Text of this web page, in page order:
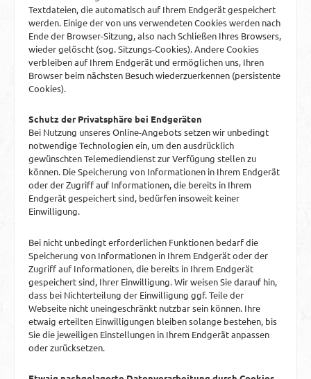
Textdateien, die automatisch auf Ihrem Endgerät gespeichert
werden. Einige der von uns verwendeten Cookies werden nach
Ende der Browser-Sitzung, also nach Schließen Ihres Browsers,
wieder gelöscht (sog. Sitzungs-Cookies). Andere Cookies
verbleiben auf Ihrem Endgerät und ermöglichen uns, Ihren
Browser beim nächsten Besuch wiederzuerkennen (persistente
Cookies).
Schutz der Privatsphäre bei Endgeräten
Bei Nutzung unseres Online-Angebots setzen wir unbedingt
notwendige Technologien ein, um den ausdrücklich
gewünschten Telemediendienst zur Verfügung stellen zu
können. Die Speicherung von Informationen in Ihrem Endgerät
oder der Zugriff auf Informationen, die bereits in Ihrem
Endgerät gespeichert sind, bedürfen insoweit keiner
Einwilligung.
Bei nicht unbedingt erforderlichen Funktionen bedarf die
Speicherung von Informationen in Ihrem Endgerät oder der
Zugriff auf Informationen, die bereits in Ihrem Endgerät
gespeichert sind, Ihrer Einwilligung. Wir weisen Sie darauf hin,
dass bei Nichterteilung der Einwilligung ggf. Teile der
Webseite nicht uneingeschränkt nutzbar sein können. Ihre
etwaig erteilten Einwilligungen bleiben solange bestehen, bis
Sie die jeweiligen Einstellungen in Ihrem Endgerät anpassen
oder zurücksetzen.